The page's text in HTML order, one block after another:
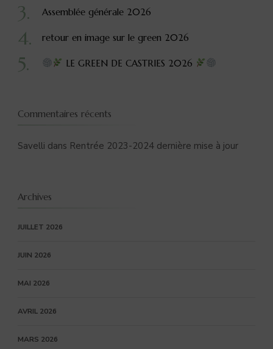
Assemblée générale 2026
retour en image sur le green 2026
LE GREEN DE CASTRIES 2026
Commentaires récents
Savelli dans Rentrée 2023-2024 dernière mise à jour
Archives
JUILLET 2026
JUIN 2026
MAI 2026
AVRIL 2026
MARS 2026